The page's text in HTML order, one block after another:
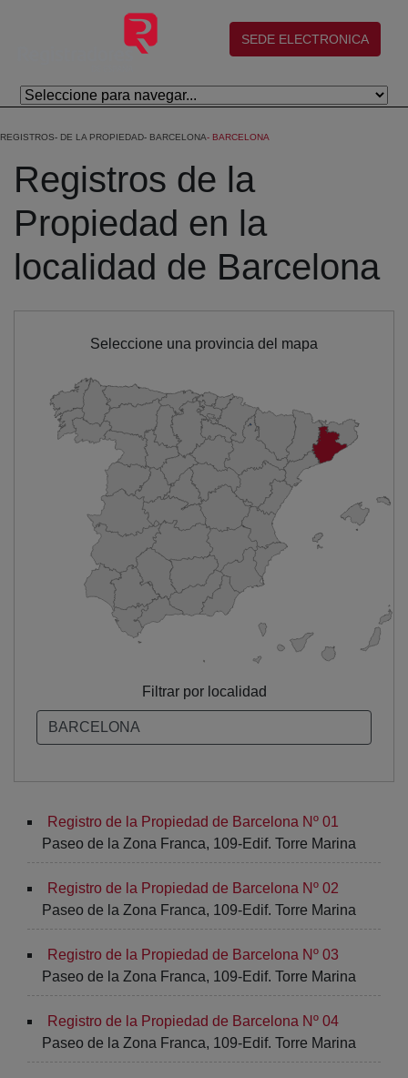
Skip to Main Content
(abre en nueva ventana)
SEDE ELECTRONICA
REGISTROS DE LA PROPIEDAD BARCELONA BARCELONA
Registros de la
Propiedad en la
localidad de Barcelona
Seleccione una provincia del mapa
Filtrar por localidad
Registro de la Propiedad de Barcelona Nº 01
Paseo de la Zona Franca, 109-Edif. Torre Marina
Registro de la Propiedad de Barcelona Nº 02
Paseo de la Zona Franca, 109-Edif. Torre Marina
Registro de la Propiedad de Barcelona Nº 03
Paseo de la Zona Franca, 109-Edif. Torre Marina
Registro de la Propiedad de Barcelona Nº 04
Paseo de la Zona Franca, 109-Edif. Torre Marina